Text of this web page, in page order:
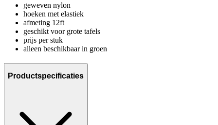
geweven nylon
hoeken met elastiek
afmeting 12ft
geschikt voor grote tafels
prijs per stuk
alleen beschikbaar in groen
Productspecificaties